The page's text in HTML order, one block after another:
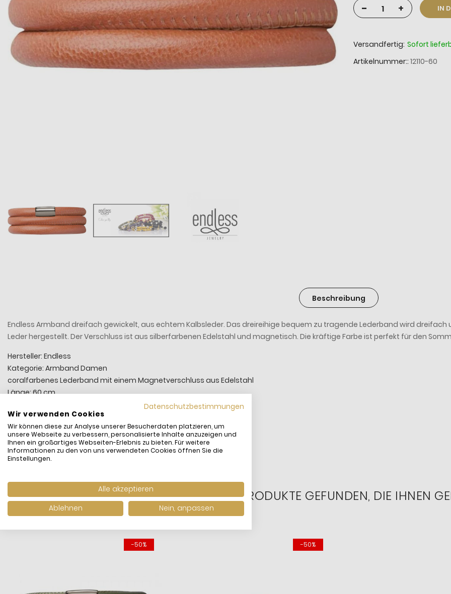
- + IN
Versandfertig: Sofort
Artikelnummer: 12110-60
Beschreibung
Endless Armband dreifach gewickelt, aus echtem Kalbsleder. Das dreireihige bequem zu tragende Lederband wird
Leder hergestellt. Der Verschluss ist aus silberfarbenen Edelstahl und magnetisch. Die kräftige Farbe ist perfekt für den
Hersteller: Endless
Kategorie: Armband Damen
coralfarbenes Lederband mit einem Magnetverschluss aus Edelstahl
Länge: 60 cm
kombinierbar mit den passenden Charms von Endless
WIR HABEN ANDERE PRODUKTE GEFUNDEN, DIE IHNEN
-50% -50%
Datenschutzbestimmungen
Wir verwenden Cookies
Wir können diese zur Analyse unserer Besucherdaten platzieren, um
unsere Webseite zu verbessern, personalisierte Inhalte anzuzeigen und
Ihnen ein großartiges Webseiten-Erlebnis zu bieten. Für weitere
Informationen zu den von uns verwendeten Cookies öffnen Sie die
Einstellungen.
Alle akzeptieren
Ablehnen
Nein, anpassen